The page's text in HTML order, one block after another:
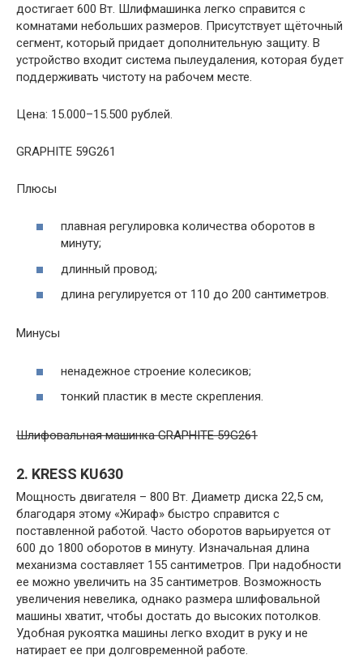
достигает 600 Вт. Шлифмашинка легко справится с
комнатами небольших размеров. Присутствует щёточный
сегмент, который придает дополнительную защиту. В
устройство входит система пылеудаления, которая будет
поддерживать чистоту на рабочем месте.
Цена: 15.000–15.500 рублей.
GRAPHITE 59G261
Плюсы
плавная регулировка количества оборотов в
минуту;
длинный провод;
длина регулируется от 110 до 200 сантиметров.
Минусы
ненадежное строение колесиков;
тонкий пластик в месте скрепления.
Шлифовальная машинка GRAPHITE 59G261
2. KRESS KU630
Мощность двигателя – 800 Вт. Диаметр диска 22,5 см,
благодаря этому «Жираф» быстро справится с
поставленной работой. Часто оборотов варьируется от
600 до 1800 оборотов в минуту. Изначальная длина
механизма составляет 155 сантиметров. При надобности
ее можно увеличить на 35 сантиметров. Возможность
увеличения невелика, однако размера шлифовальной
машины хватит, чтобы достать до высоких потолков.
Удобная рукоятка машины легко входит в руку и не
натирает ее при долговременной работе.